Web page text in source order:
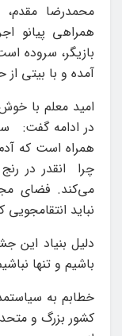
محمدرضا مقدم،
همراهی پیانو
بازیگر، سروده
آمده و با بیتی
امید معلم با
در ادامه گفت:
همراه است که
چرا انقدر در
می‌کند. فضای
نباید
دلیل بنیاد این
باشیم و تنها
خطابم به
کشور بزرگ و